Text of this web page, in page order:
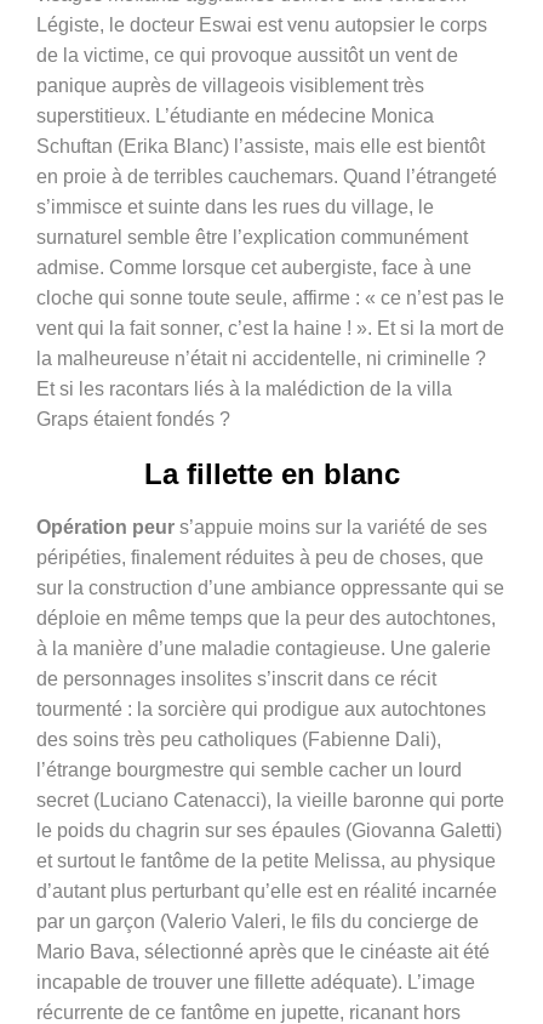
Légiste, le docteur Eswai est venu autopsier le corps
de la victime, ce qui provoque aussitôt un vent de
panique auprès de villageois visiblement très
superstitieux. L’étudiante en médecine Monica
Schuftan (Erika Blanc) l’assiste, mais elle est bientôt
en proie à de terribles cauchemars. Quand l’étrangeté
s’immisce et suinte dans les rues du village, le
surnaturel semble être l’explication communément
admise. Comme lorsque cet aubergiste, face à une
cloche qui sonne toute seule, affirme : « ce n’est pas le
vent qui la fait sonner, c’est la haine ! ». Et si la mort de
la malheureuse n’était ni accidentelle, ni criminelle ?
Et si les racontars liés à la malédiction de la villa
Graps étaient fondés ?
La fillette en blanc
Opération peur s’appuie moins sur la variété de ses
péripéties, finalement réduites à peu de choses, que
sur la construction d’une ambiance oppressante qui se
déploie en même temps que la peur des autochtones,
à la manière d’une maladie contagieuse. Une galerie
de personnages insolites s’inscrit dans ce récit
tourmenté : la sorcière qui prodigue aux autochtones
des soins très peu catholiques (Fabienne Dali),
l’étrange bourgmestre qui semble cacher un lourd
secret (Luciano Catenacci), la vieille baronne qui porte
le poids du chagrin sur ses épaules (Giovanna Galetti)
et surtout le fantôme de la petite Melissa, au physique
d’autant plus perturbant qu’elle est en réalité incarnée
par un garçon (Valerio Valeri, le fils du concierge de
Mario Bava, sélectionné après que le cinéaste ait été
incapable de trouver une fillette adéquate). L’image
récurrente de ce fantôme en jupette, ricanant hors